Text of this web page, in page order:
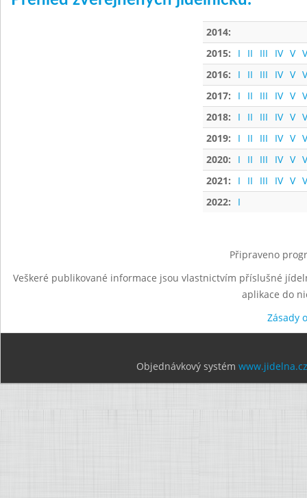
2014:
2015:
I II III IV V
2016:
I II III IV V
2017:
I II III IV V
2018:
I II III IV V
2019:
I II III IV V
2020:
I II III IV V
2021:
I II III IV V
2022:
I
Připraveno
Veškeré publikované informace jsou vlastnictvím příslušné
aplikace do
Zásady
Objednávkový systém www.jidelna.cz